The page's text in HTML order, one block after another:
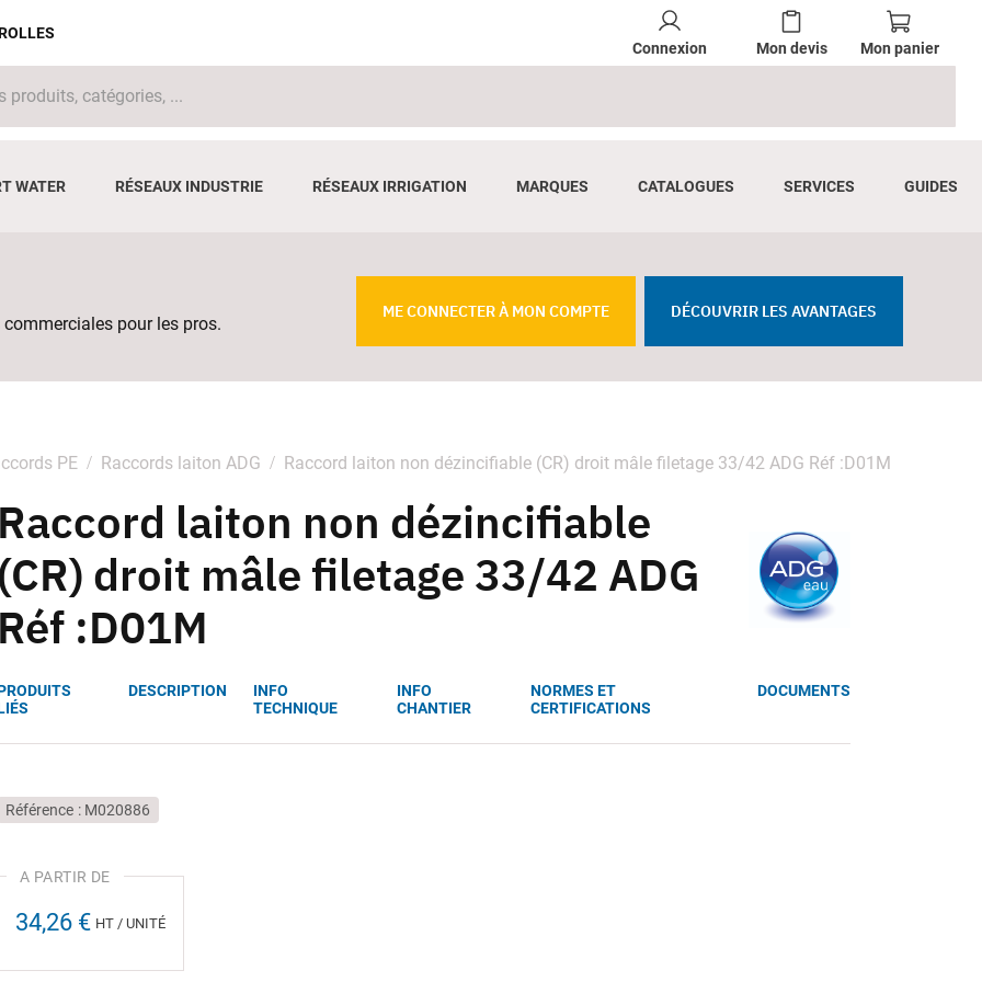
Connexion Mon devis Mon panier
WATER RÉSEAUX INDUSTRIE RÉSEAUX IRRIGATION MARQUES CATALOGUES SERVICES GUIDES
pour les pros.
ME CONNECTER À MON COMPTE DÉCOUVRIR LES AVANTAGES
PE Raccords laiton ADG Raccord laiton non dézincifiable (CR) droit mâle filetage 33/42 ADG Réf :D01M
Raccord laiton non dézincifiable
(CR) droit mâle filetage 33/42 ADG
Réf :D01M
DESCRIPTION
INFO
TECHNIQUE
INFO
CHANTIER
NORMES ET
CERTIFICATIONS
DOCUMENTS
Référence M020886
34,26 € HT / UNITÉ